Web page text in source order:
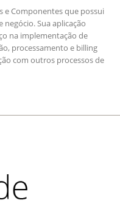
e Componentes que possui
Sua aplicação
na implementação de
processamento e billing
com outros processos de